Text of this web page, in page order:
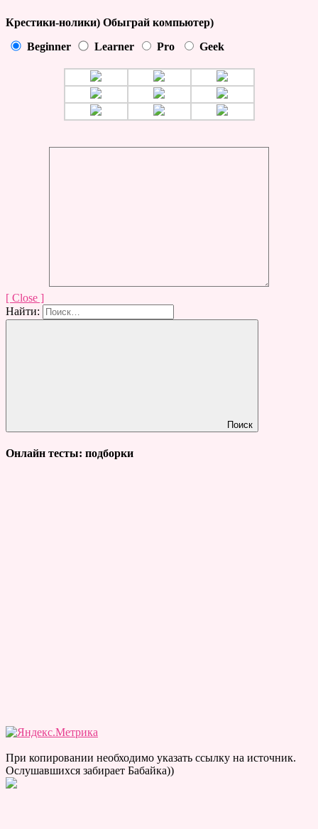
Крестики-нолики) Обыграй компьютер)
Beginner Learner Pro Geek
[ Close ]
Найти:
Поиск
Онлайн тесты: подборки
При копировании необходимо указать ссылку на источник.
Ослушавшихся забирает Бабайка))